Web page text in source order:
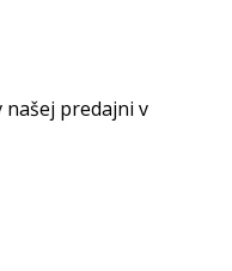
predajni v